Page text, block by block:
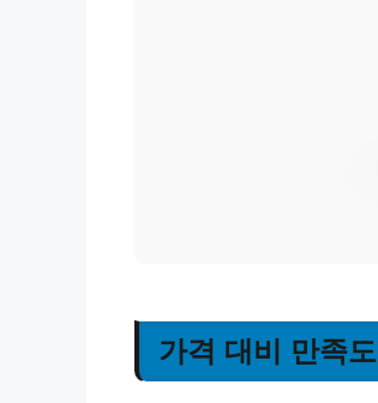
가격 대비 만족도